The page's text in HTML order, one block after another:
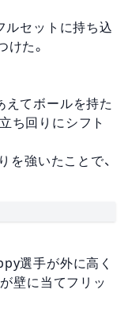
セットに持ち込
た。
えてボールを持た
ち回りにシフト
強いたことで、
選手が外に高く
壁に当てフリッ